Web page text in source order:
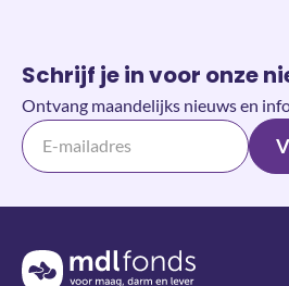
Schrijf je in voor onze
Ontvang maandelijks nieuws en
Terug naar de homepage